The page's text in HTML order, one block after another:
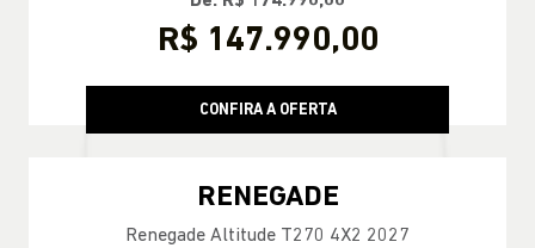
R$ 147.990,00
CONFIRA A OFERTA
RENEGADE
Renegade Altitude T270 4X2 2027